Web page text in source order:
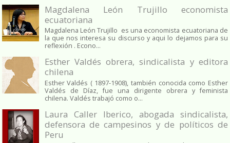
Magdalena León Trujillo economista
ecuatoriana
Magdalena León Trujillo es una economista ecuatoriana de
la que nos interesa su discurso y aqui lo dejamos para su
reflexión . Econo...
Esther Valdés obrera, sindicalista y editora
chilena
Esther Valdés ( 1897-1908), también conocida como Esther
Valdés de Díaz, fue una dirigente obrera y feminista
chilena. Valdés trabajó como o...
Laura Caller Iberico, abogada sindicalista,
defensora de campesinos y de políticos de
Peru